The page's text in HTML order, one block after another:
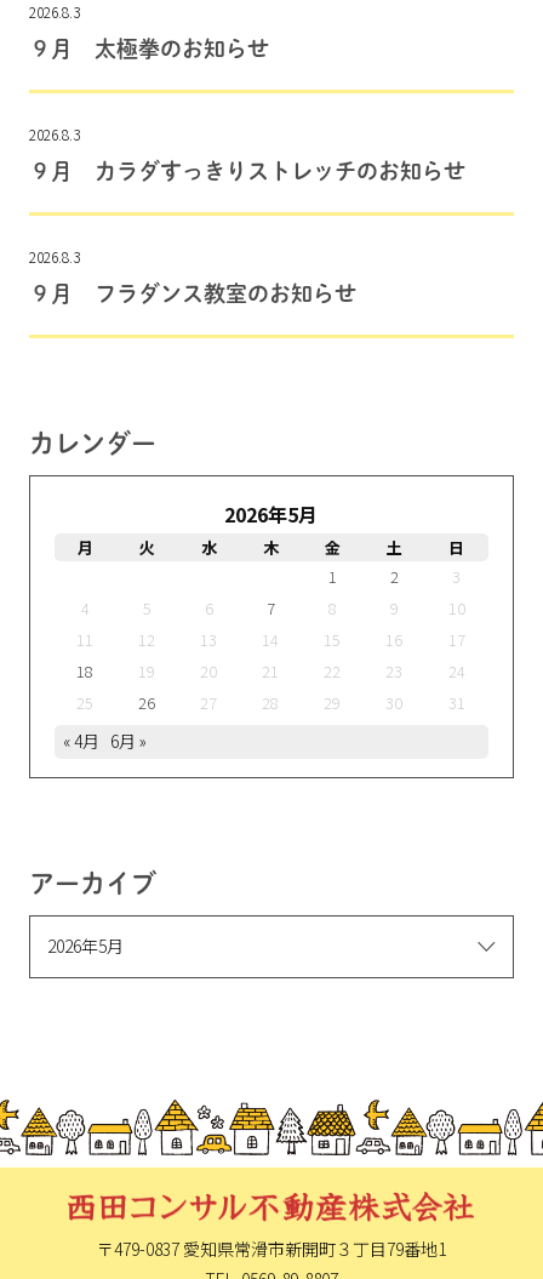
2026.8.3
９月 太極拳のお知らせ
2026.8.3
９月 カラダすっきりストレッチのお知らせ
2026.8.3
９月 フラダンス教室のお知らせ
カレンダー
2026年5月
月 火 水 木 金 土
日
1
2
3
4
5 6 7 8 9
10
11
12 13 14 15 16
17
18
19 20 21 22 23
24
25
26 27 28 29 30 31
« 4月 6月 »
アーカイブ
〒479-0837 愛知県常滑市新開町３丁目79番地1